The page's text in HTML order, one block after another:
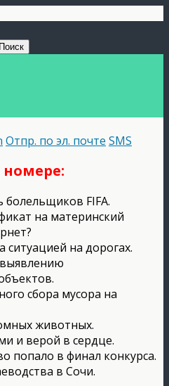
Отпр. по эл. почте SMS
болельщиков FIFA.
на материнский
ситуацией на дорогах.
выявлению
сбора мусора на
животных.
и верой в сердце.
попало в финал конкурса.
в Сочи.